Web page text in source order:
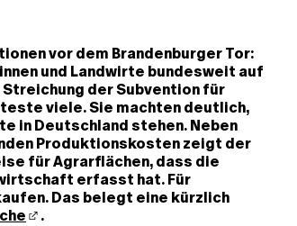
vor dem Brandenburger Tor:
und Landwirte bundesweit auf
der Subvention für
viele. Sie machten deutlich,
in Deutschland stehen. Neben
Produktionskosten zeigt der
für Agrarflächen, dass die
erfasst hat. Für
Das belegt eine kürzlich
.